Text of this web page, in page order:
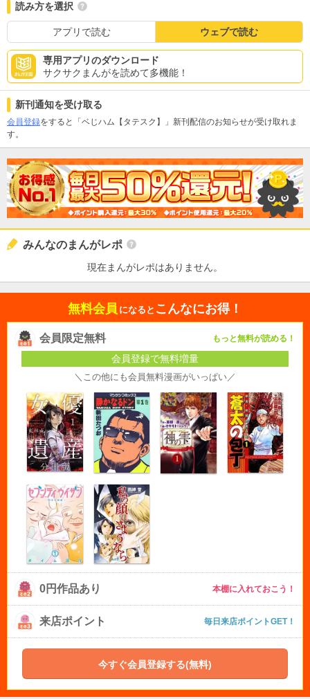
読み方を選択
アプリで読む ウェブで読む
専用アプリのダウンロード
サクサクまんがを読めて多機能！
新刊通知を受け取る
会員登録をすると「ベじハム【タテスク】」新刊配信のお知らせが受け取れま
す。
みんなのまんがレポ
現在まんがレポはありません。
無料会員 になると こんなにお得！
会員限定無料 もっと無料が読める！
会員登録で無料増量
＼この他にも会員無料漫画がいっぱい／
0円作品あり 本棚に入れておこう！
来店ポイント 毎日来店ポイントGET！
今すぐ会員登録する(無料)